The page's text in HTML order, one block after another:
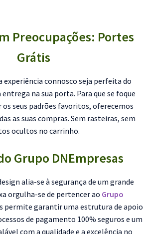
Preocupações: Portes
Grátis
experiência connosco seja perfeita do
na sua porta. Para que se foque
os seus padrões favoritos, oferecemos
as suas compras. Sem rasteiras, sem
ocultos no carrinho.
Grupo DNEmpresas
alia-se à segurança de um grande
orgulha-se de pertencer ao Grupo
permite garantir uma estrutura de apoio
de pagamento 100% seguros e um
com a qualidade e a excelência no